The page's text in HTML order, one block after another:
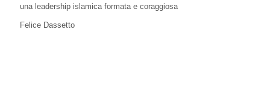
una leadership islamica formata e coraggiosa
Felice Dassetto